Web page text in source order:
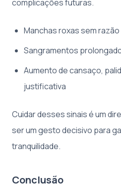
complicações futuras.
Manchas roxas sem
Sangramentos
Aumento de cansaço,
justificativa
Cuidar desses sinais é um
ser um gesto decisivo para
tranquilidade.
Conclusão